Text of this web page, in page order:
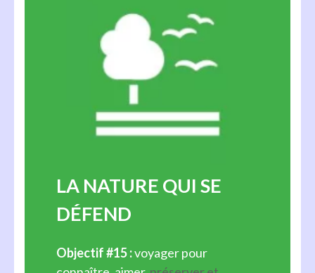
LA NATURE QUI SE
DÉFEND
Objectif #15 :voyager pour